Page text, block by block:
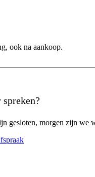
ook na aankoop.
gesloten, morgen zijn we